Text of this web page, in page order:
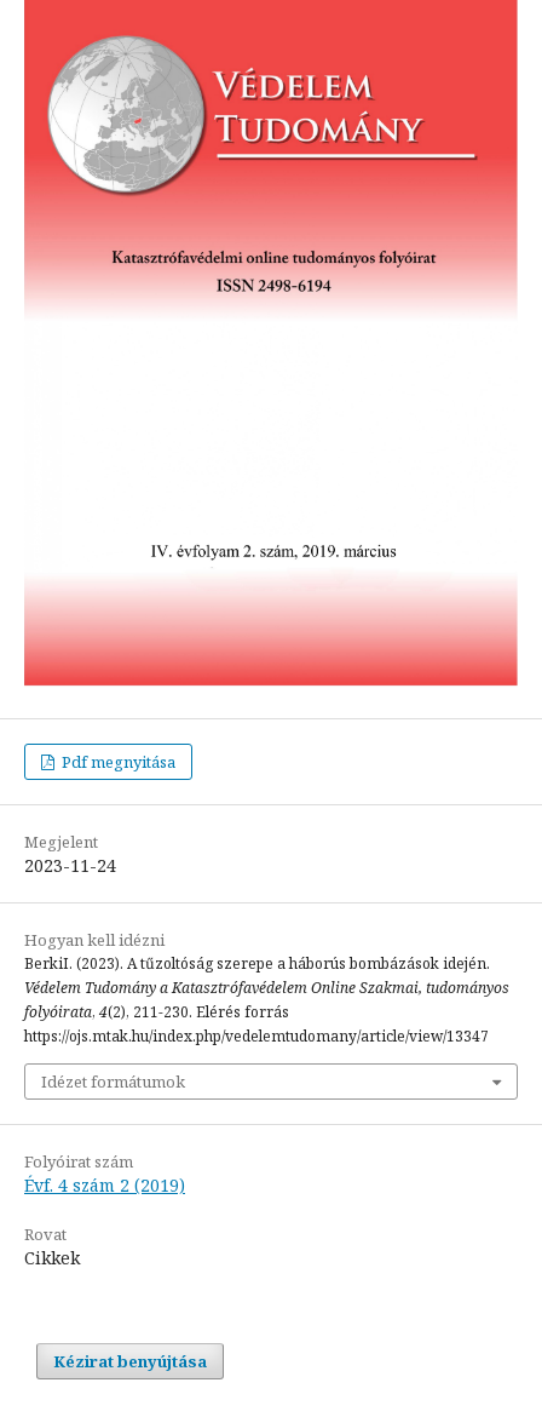
Pdf megnyitása
Megjelent
2023-11-24
Hogyan kell idézni
BerkiI. (2023). A tűzoltóság szerepe a háborús bombázások idején.
Védelem Tudomány a Katasztrófavédelem Online Szakmai, tudományos
folyóirata, 4(2), 211-230. Elérés forrás
https://ojs.mtak.hu/index.php/vedelemtudomany/article/view/13347
Idézet formátumok
Folyóirat szám
Évf. 4 szám 2 (2019)
Rovat
Cikkek
Kézirat benyújtása